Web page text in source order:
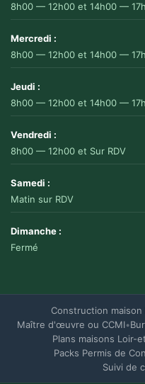
8h00 — 12h00 et 14h00 —
Mercredi :
8h00 — 12h00 et 14h00 —
Jeudi :
8h00 — 12h00 et 14h00 —
Vendredi :
8h00 — 12h00 et Sur RDV
Samedi :
Matin sur RDV
Dimanche :
Fermé
Construction maison
Maître d'œuvre ou CCMI•
Plans maisons Loir-
Packs Permis de
Suivi de
📊
Ces